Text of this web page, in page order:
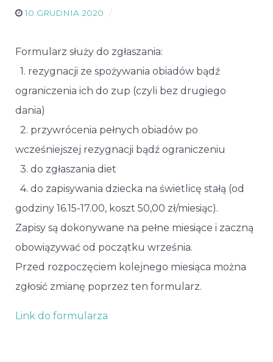
10 GRUDNIA 2020
Formularz służy do zgłaszania:
1. rezygnacji ze spożywania obiadów bądź
ograniczenia ich do zup (czyli bez drugiego
dania)
2. przywrócenia pełnych obiadów po
wcześniejszej rezygnacji bądź ograniczeniu
3. do zgłaszania diet
4. do zapisywania dziecka na świetlicę stałą (od
godziny 16.15-17.00, koszt 50,00 zł/miesiąc).
Zapisy są dokonywane na pełne miesiące i zaczną
obowiązywać od początku września.
Przed rozpoczęciem kolejnego miesiąca można
zgłosić zmianę poprzez ten formularz.
Link do formularza